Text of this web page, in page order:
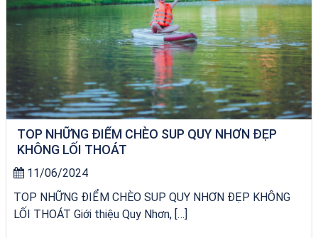
TOP NHỮNG ĐIỂM CHÈO SUP QUY NHƠN ĐẸP
KHÔNG LỐI THOÁT
11/06/2024
TOP NHỮNG ĐIỂM CHÈO SUP QUY NHƠN ĐẸP KHÔNG
LỐI THOÁT Giới thiệu Quy Nhơn, […]